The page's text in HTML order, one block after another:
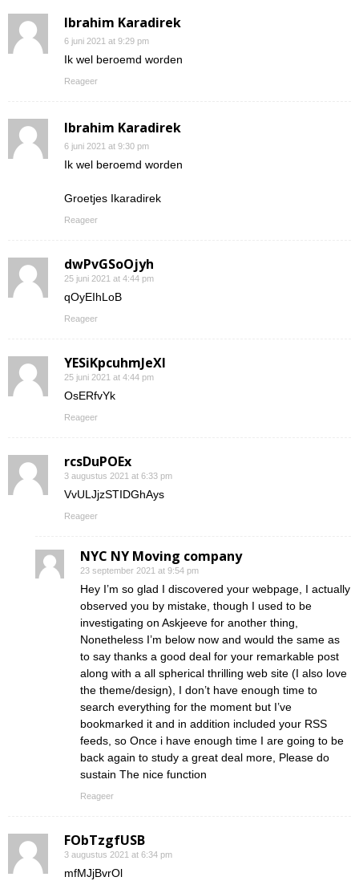
Ibrahim Karadirek
6 juni 2021 at 9:29 pm
Ik wel beroemd worden
Reageer
Ibrahim Karadirek
6 juni 2021 at 9:30 pm
Ik wel beroemd worden
Groetjes Ikaradirek
Reageer
dwPvGSoOjyh
25 juni 2021 at 4:44 pm
qOyEIhLoB
Reageer
YESiKpcuhmJeXI
25 juni 2021 at 4:44 pm
OsERfvYk
Reageer
rcsDuPOEx
3 augustus 2021 at 6:33 pm
VvULJjzSTIDGhAys
Reageer
NYC NY Moving company
23 september 2021 at 9:54 pm
Hey I’m so glad I discovered your webpage, I actually
observed you by mistake, though I used to be
investigating on Askjeeve for another thing,
Nonetheless I’m below now and would the same as
to say thanks a good deal for your remarkable post
along with a all spherical thrilling web site (I also love
the theme/design), I don’t have enough time to
search everything for the moment but I’ve
bookmarked it and in addition included your RSS
feeds, so Once i have enough time I are going to be
back again to study a great deal more, Please do
sustain The nice function
Reageer
FObTzgfUSB
3 augustus 2021 at 6:34 pm
mfMJjBvrOl